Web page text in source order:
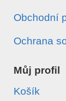
Obchodní
Ochrana
Můj profil
Košík